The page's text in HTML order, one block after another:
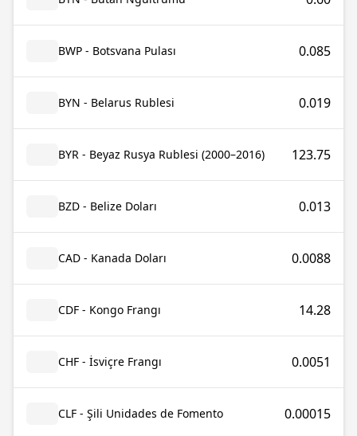
BWP - Botsvana Pulası 0.085
BYN - Belarus Rublesi 0.019
BYR - Beyaz Rusya Rublesi (2000–2016) 123.75
BZD - Belize Doları 0.013
CAD - Kanada Doları 0.0088
CDF - Kongo Frangı 14.28
CHF - İsviçre Frangı 0.0051
CLF - Şili Unidades de Fomento 0.00015